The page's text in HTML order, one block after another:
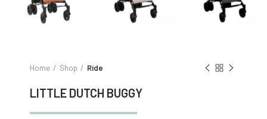
Home Shop Ride
LITTLE DUTCH BUGGY